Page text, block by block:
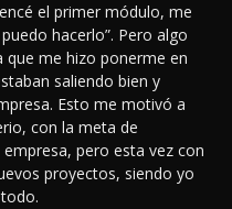
el primer módulo, me
hacerlo”. Pero algo
que me hizo ponerme en
saliendo bien y
Esto me motivó a
con la meta de
pero esta vez con
proyectos, siendo yo